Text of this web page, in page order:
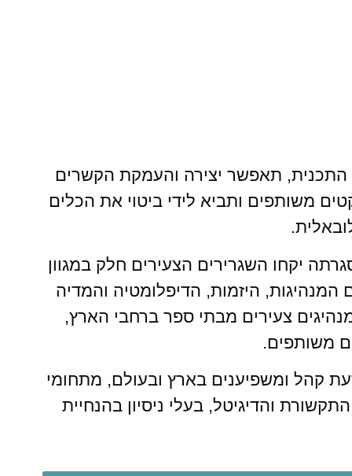
תאפשר יצירה והעמקת הקשרים
משותפים ותביא לידי ביטוי את הכלים
יקחו השגרירים הצעירים חלק במגוון
המנהיגות, היזמות, הדיפלומטיה והמדיה
צעירים מבתי ספר ברחבי הארץ,
משותפים.
קהל ומשפיענים בארץ ובעולם, מתחומי
והדיגיטל, בעלי ניסיון בהנחיית